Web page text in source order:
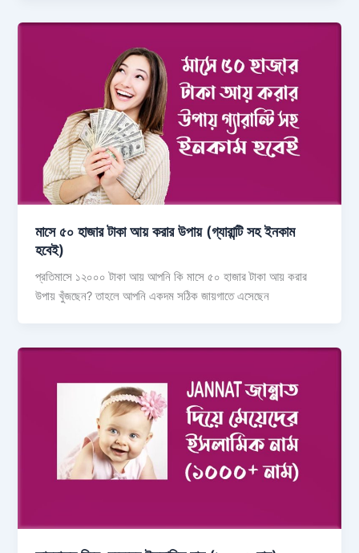
মাসে ৫০ হাজার টাকা আয় করার উপায় (গ্যারান্টি সহ ইনকাম
হবেই)
প্রতিমাসে ১২০০০ টাকা আয় আপনি কি মাসে ৫০ হাজার টাকা আয় করার
উপায় খুঁজছেন? তাহলে আপনি একদম সঠিক জায়গাতে এসেছেন